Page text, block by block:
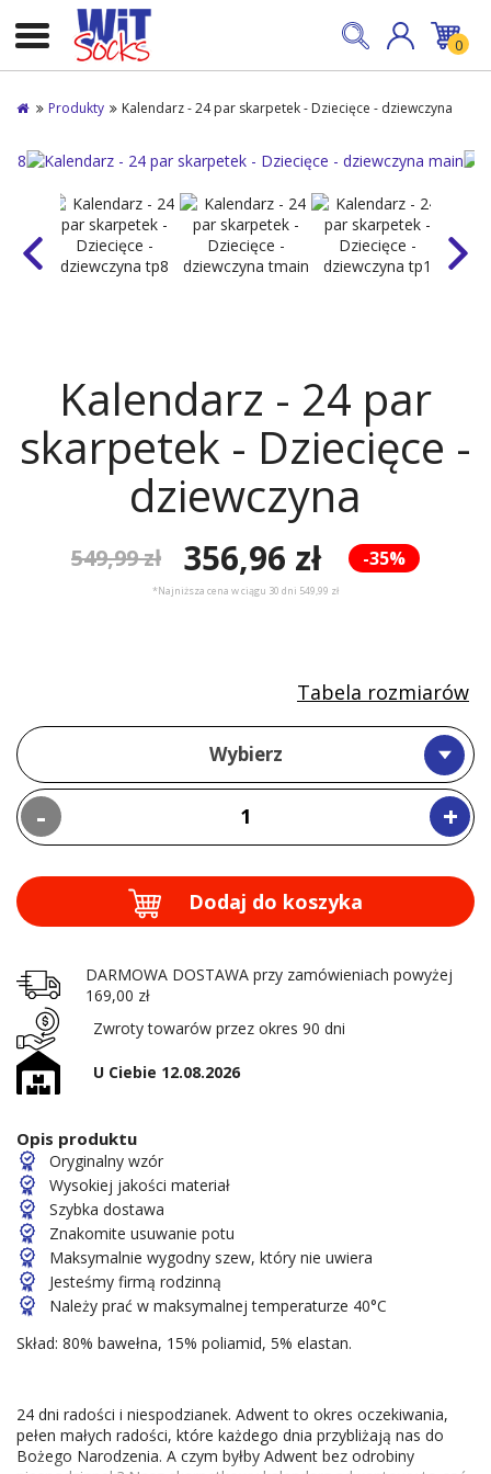
0
Produkty Kalendarz - 24 par skarpetek - Dziecięce - dziewczyna
Kalendarz - 24 par
skarpetek - Dziecięce -
dziewczyna
-35%
549,99 zł 356,96 zł
*Najniższa cena w ciągu 30 dni 549,99 zł
Wybierz
- +
Tabela rozmiarów
Dodaj do koszyka
DARMOWA DOSTAWA przy zamówieniach powyżej
169,00 zł
Zwroty towarów przez okres 90 dni
U Ciebie 12.08.2026
Opis produktu
Oryginalny wzór
Wysokiej jakości materiał
Szybka dostawa
Znakomite usuwanie potu
Maksymalnie wygodny szew, który nie uwiera
Jesteśmy firmą rodzinną
Należy prać w maksymalnej temperaturze 40°C
Skład: 80% bawełna, 15% poliamid, 5% elastan.
24 dni radości i niespodzianek. Adwent to okres oczekiwania,
pełen małych radości, które każdego dnia przybliżają nas do
Bożego Narodzenia. A czym byłby Adwent bez odrobiny